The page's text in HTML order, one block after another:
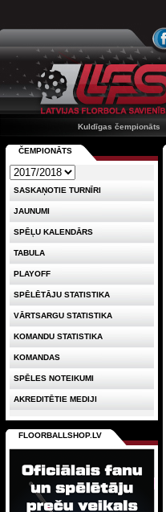
Kuldīgas čempionāts
ČEMPIONĀTS
SASKAŅOTIE TURNĪRI
JAUNUMI
SPĒĻU KALENDĀRS
TABULA
PLAYOFF
SPĒLĒTĀJU STATISTIKA
VĀRTSARGU STATISTIKA
KOMANDU STATISTIKA
KOMANDAS
SPĒLES NOTEIKUMI
AKREDITĒTIE MEDIJI
FLOORBALLSHOP.LV